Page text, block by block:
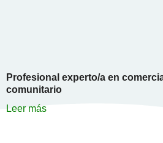
Profesional experto/a en
comunitario
Leer más